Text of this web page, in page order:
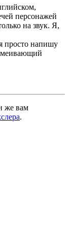
персонажей
на звук. Я,
просто напишу
же вам
.